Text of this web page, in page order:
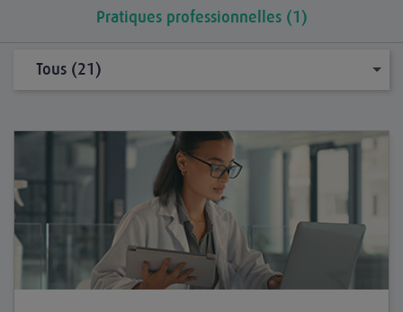
Pratiques professionnelles (1)
Tous (21)